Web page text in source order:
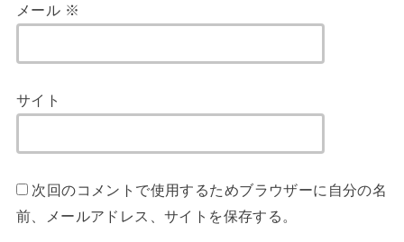
メール ※
サイト
次回のコメントで使用するためブラウザーに自分の名
前、メールアドレス、サイトを保存する。